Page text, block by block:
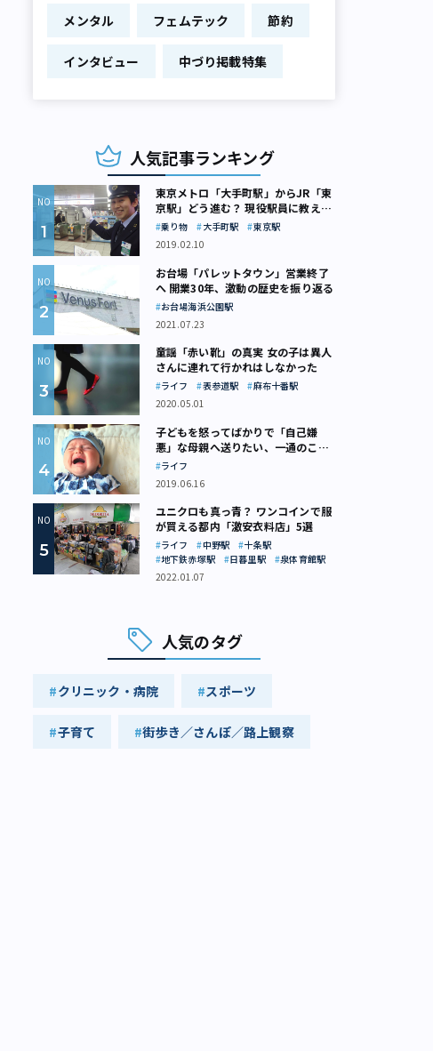
メンタル フェムテック 節約
インタビュー 中づり掲載特集
人気記事ランキング
東京メトロ「大手町駅」からJR「東
京駅」どう進む？ 現役駅員に教えて
もらいました
乗り物 大手町駅
東京駅
2019.02.10
お台場「パレットタウン」営業終了
へ 開業30年、激動の歴史を振り返る
お台場海浜公園駅
2021.07.23
童謡「赤い靴」の真実 女の子は異人
さんに連れて行かれはしなかった
ライフ 表参道駅
麻布十番駅
2020.05.01
子どもを怒ってばかりで「自己嫌
悪」な母親へ送りたい、一通のここ
ろの処方箋
ライフ
2019.06.16
ユニクロも真っ青？ ワンコインで服
が買える都内「激安衣料店」5選
ライフ 中野駅
十条駅
地下鉄赤塚駅
日暮里駅
泉体育館駅
2022.01.07
人気のタグ
クリニック・病院 スポーツ
子育て 街歩き／さんぽ／路上観察